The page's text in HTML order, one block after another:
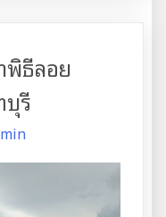
พิธีลอย
รี